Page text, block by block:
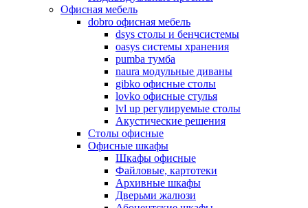
Офисная мебель
dobro офисная мебель
dsys столы и бенчсистемы
oasys системы хранения
pumba тумба
naura модульные диваны
gibko офисные столы
lovko офисные стулья
lvl up регулируемые столы
Акустические решения
Столы офисные
Офисные шкафы
Шкафы офисные
Файловые, картотеки
Архивные шкафы
Дверьми жалюзи